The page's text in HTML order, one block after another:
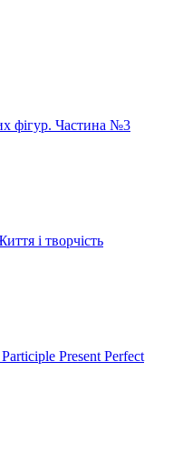
фігур. Частина №3
і творчість
Present Perfect